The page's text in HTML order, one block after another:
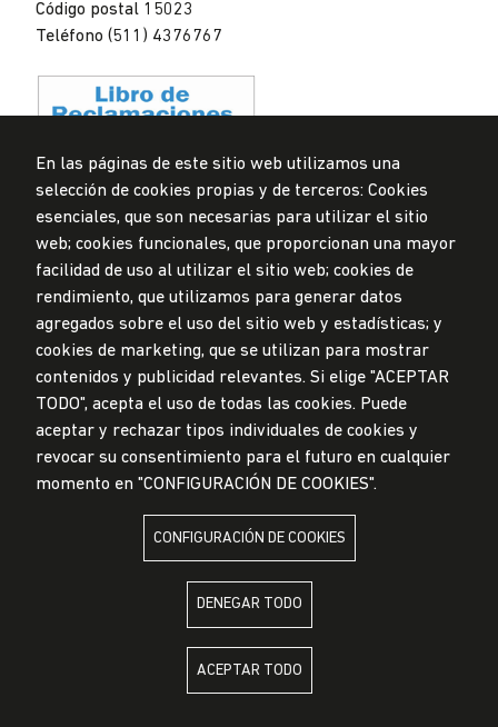
Código postal 15023
Teléfono (511) 4376767
Privacidad de datos personales
Mesa de partes
© Universidad de Lima, 2024
Todos los derechos reservados
Diseñado porPartners
LA UNIVERSIDAD DE LIMA ES MIEMBRO DE
En las páginas de este sitio web utilizamos una
selección de cookies propias y de terceros: Cookies
esenciales, que son necesarias para utilizar el sitio
web; cookies funcionales, que proporcionan una mayor
facilidad de uso al utilizar el sitio web; cookies de
rendimiento, que utilizamos para generar datos
agregados sobre el uso del sitio web y estadísticas; y
cookies de marketing, que se utilizan para mostrar
contenidos y publicidad relevantes. Si elige "ACEPTAR
TODO", acepta el uso de todas las cookies. Puede
aceptar y rechazar tipos individuales de cookies y
revocar su consentimiento para el futuro en cualquier
momento en "CONFIGURACIÓN DE COOKIES".
CONFIGURACIÓN DE COOKIES
DENEGAR TODO
ACEPTAR TODO